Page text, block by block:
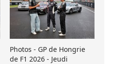
Photos - GP de Hongrie
de F1 2026 - Jeudi